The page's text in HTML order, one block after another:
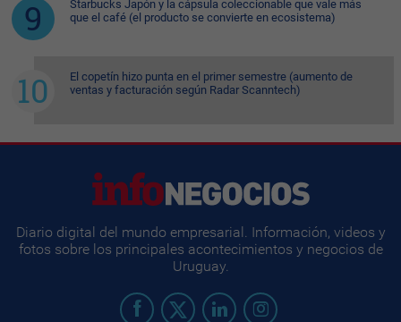
Starbucks Japón y la cápsula coleccionable que vale más
que el café (el producto se convierte en ecosistema)
El copetín hizo punta en el primer semestre (aumento de
ventas y facturación según Radar Scanntech)
Diario digital del mundo empresarial. Información, videos y
fotos sobre los principales acontecimientos y negocios de
Uruguay.